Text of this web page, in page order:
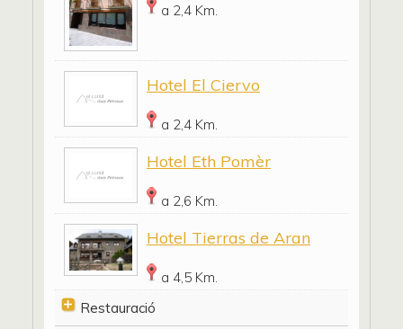
a 2,4 Km.
Hotel El Ciervo
a 2,4 Km.
Hotel Eth Pomèr
a 2,6 Km.
Hotel Tierras de Aran
a 4,5 Km.
Restauració